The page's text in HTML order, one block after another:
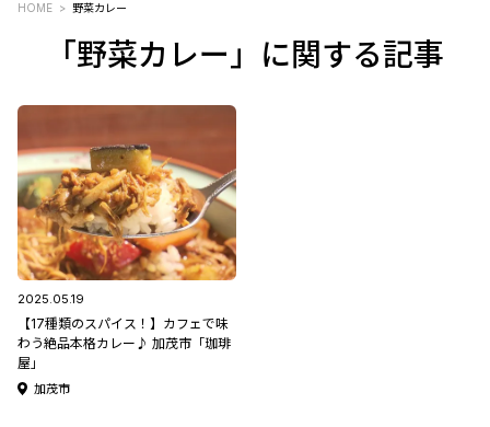
HOME 野菜カレー
「野菜カレー」に関する記事
2025.05.19
【17種類のスパイス！】カフェで味
わう絶品本格カレー♪ 加茂市「珈琲
屋」
加茂市